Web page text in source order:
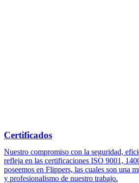
Certificados
Nuestro compromiso con la seguridad,
refleja en las certificaciones ISO 9001,
poseemos en Flippers, las cuales son una
y profesionalismo de nuestro trabajo.